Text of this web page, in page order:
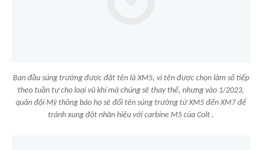
Ban đầu súng trường được đặt tên là XM5, vì tên được chọn làm số tiếp
theo tuần tự cho loại vũ khí mà chúng sẽ thay thế, nhưng vào 1/2023,
quân đội Mỹ thông báo họ sẽ đổi tên súng trường từ XM5 đến XM7 để
tránh xung đột nhãn hiệu với carbine M5 của Colt .